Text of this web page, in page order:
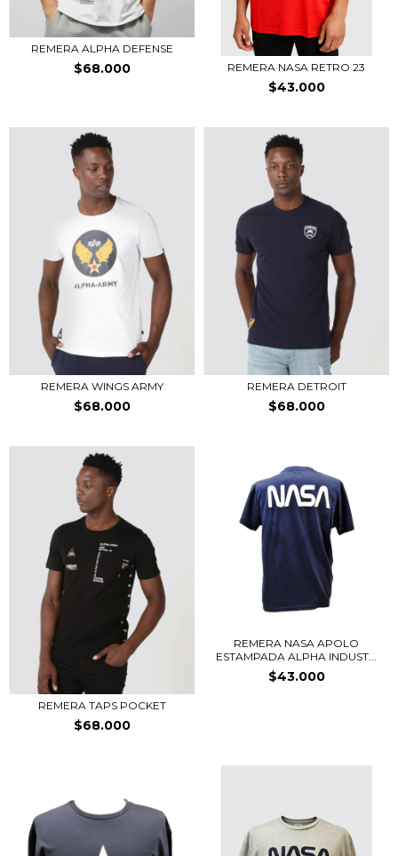
REMERA ALPHA DEFENSE
$68.000 REMERA NASA RETRO 23
$43.000
REMERA WINGS ARMY
$68.000
REMERA DETROIT
$68.000
REMERA TAPS POCKET
$68.000
REMERA NASA APOLO
ESTAMPADA ALPHA INDUST...
$43.000